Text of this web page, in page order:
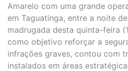
Amarelo com uma grande
em Taguatinga, entre a noite
madrugada desta quinta-feira
como objetivo reforçar a
infrações graves, contou com
instalados em áreas